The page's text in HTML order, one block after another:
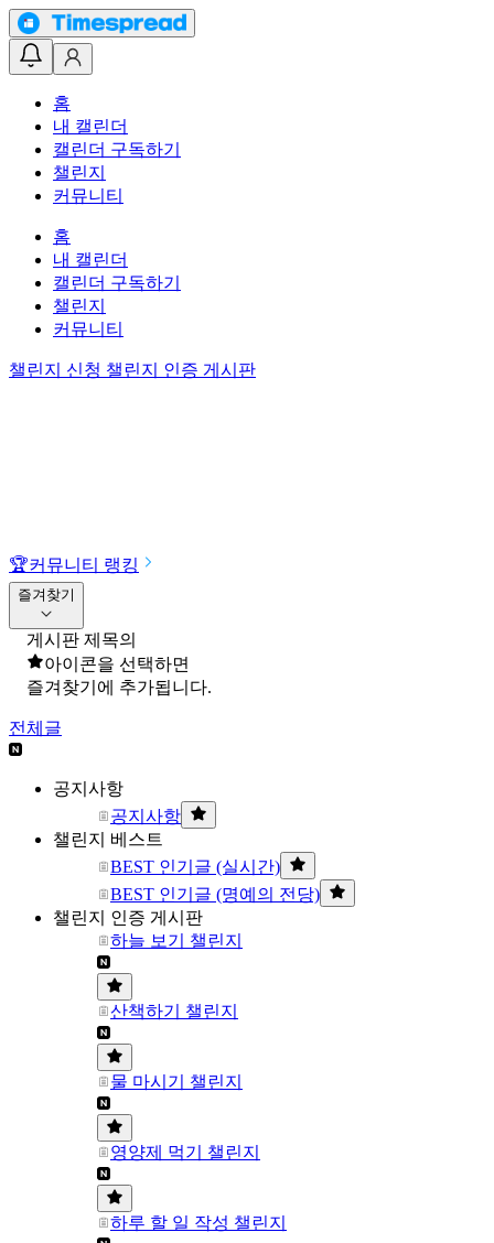
홈
내 캘린더
캘린더 구독하기
챌린지
커뮤니티
홈
내 캘린더
캘린더 구독하기
챌린지
커뮤니티
챌린지 신청 챌린지 인증 게시판
🏆커뮤니티 랭킹
즐겨찾기
게시판 제목의
아이콘을 선택하면
즐겨찾기에 추가됩니다.
전체글
공지사항
공지사항
챌린지 베스트
BEST 인기글 (실시간)
BEST 인기글 (명예의 전당)
챌린지 인증 게시판
하늘 보기 챌린지
산책하기 챌린지
물 마시기 챌린지
영양제 먹기 챌린지
하루 할 일 작성 챌린지